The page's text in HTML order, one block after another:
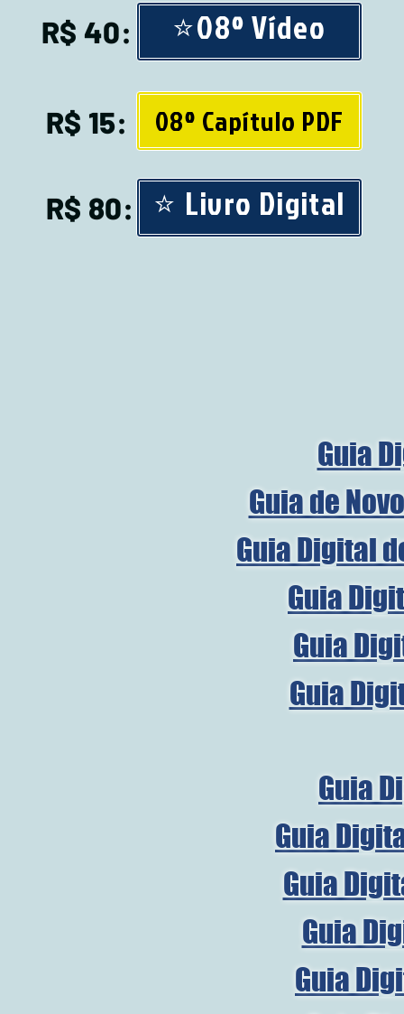
R$ 40:
⭐08º Vídeo
R$ 15: 08º Capítulo PDF
R$ 80: ⭐ Livro Digital
Guia
Guia de
Guia Digital
Guia
Guia
Guia
Guia
Guia
Guia
Guia
Guia